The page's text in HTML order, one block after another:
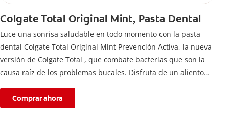
Colgate Total Original Mint, Pasta Dental
Luce una sonrisa saludable en todo momento con la pasta
dental Colgate Total Original Mint Prevención Activa, la nueva
versión de Colgate Total , que combate bacterias que son la
causa raíz de los problemas bucales. Disfruta de un aliento
fórmula con desempeño superior**** de la pasta de dientes
Colgate Total que te ofrece 24 horas** de protección
Comprar ahora